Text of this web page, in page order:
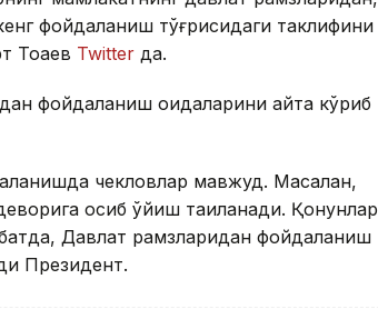
фойдаланиш тўғрисидаги таклифини
Тоқаев Twitter да.
фойдаланиш қоидаларини қайта кўриб
чекловлар мавжуд. Масалан,
осиб қўйиш тақиқланади. Қонунлар
Давлат рамзларидан фойдаланиш
Президент.